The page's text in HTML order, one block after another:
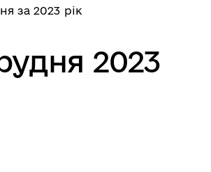
за 2023 рік
2023